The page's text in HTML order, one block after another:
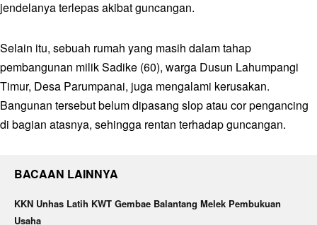
jendelanya terlepas akibat guncangan.
Selain itu, sebuah rumah yang masih dalam tahap
pembangunan milik Sadike (60), warga Dusun Lahumpangi
Timur, Desa Parumpanai, juga mengalami kerusakan.
Bangunan tersebut belum dipasang slop atau cor pengancing
di bagian atasnya, sehingga rentan terhadap guncangan.
BACAAN LAINNYA
KKN Unhas Latih KWT Gembae Balantang Melek Pembukuan
Usaha